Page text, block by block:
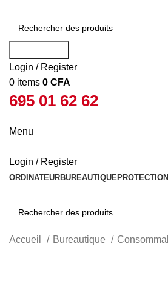
Login / Register
0 items 0 CFA
695 01 62 62
Menu
Login / Register
ORDINATEURBUREAUTIQUEPROTECTION
Rechercher
Accueil Bureautique